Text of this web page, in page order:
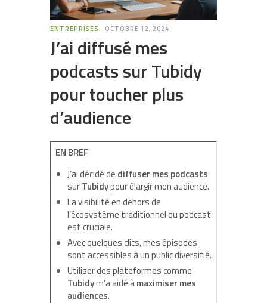
ENTREPRISES OCTOBRE 12, 2024
J’ai diffusé mes
podcasts sur Tubidy
pour toucher plus
d’audience
EN BREF
J’ai décidé de diffuser mes podcasts
surTubidypour élargir mon audience.
La visibilité en dehors de
l’écosystème traditionnel du podcast
est cruciale.
Avec quelques clics, mes épisodes
sont accessibles à un public diversifié.
Utiliser des plateformes comme
Tubidym’a aidé àmaximiser mes
audiences.